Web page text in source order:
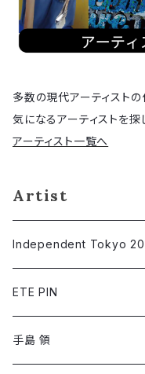
多数の現代アーティスト
気になるアーティストを探
アーティスト一覧へ
Artist
Independent Tokyo
相川出后
@asanomakoto
ETE PIN
Short Sleeve T-shirt
手島 領